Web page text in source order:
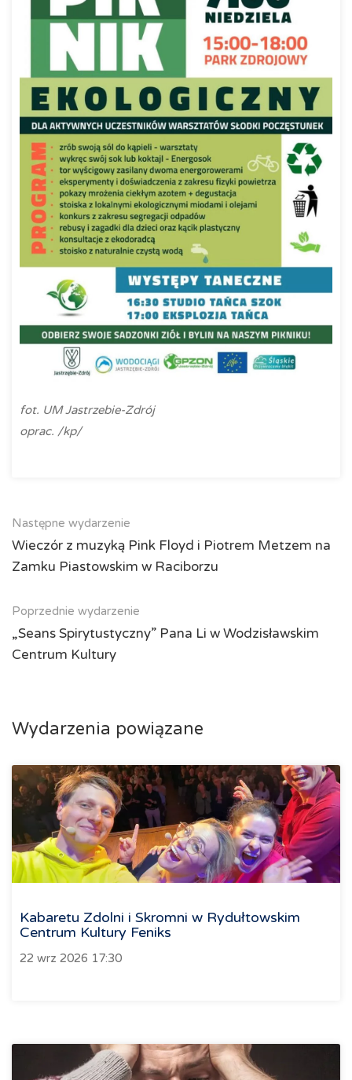
fot. UM Jastrzebie-Zdrój
oprac. /kp/
Następne wydarzenie
Wieczór z muzyką Pink Floyd i Piotrem Metzem na
Zamku Piastowskim w Raciborzu
Poprzednie wydarzenie
„Seans Spirytustyczny” Pana Li w Wodzisławskim
Centrum Kultury
Wydarzenia powiązane
Kabaretu Zdolni i Skromni w Rydułtowskim
Centrum Kultury Feniks
22 wrz 2026 17:30